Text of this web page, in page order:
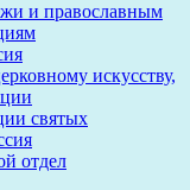
и православным
искусству,
святых
отдел